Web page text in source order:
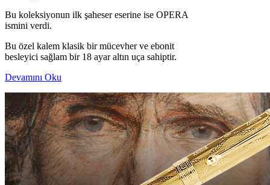
Bu koleksiyonun ilk şaheser eserine ise OPERA
ismini verdi.
Bu özel kalem klasik bir mücevher ve ebonit
besleyici sağlam bir 18 ayar altın uça sahiptir.
Devamını Oku